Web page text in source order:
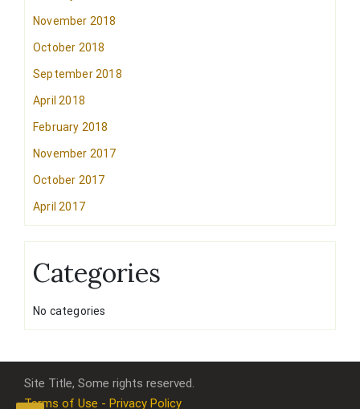
November 2018
October 2018
September 2018
April 2018
February 2018
November 2017
October 2017
April 2017
Categories
No categories
Site Title, Some rights reserved.
Terms of Use - Privacy Policy